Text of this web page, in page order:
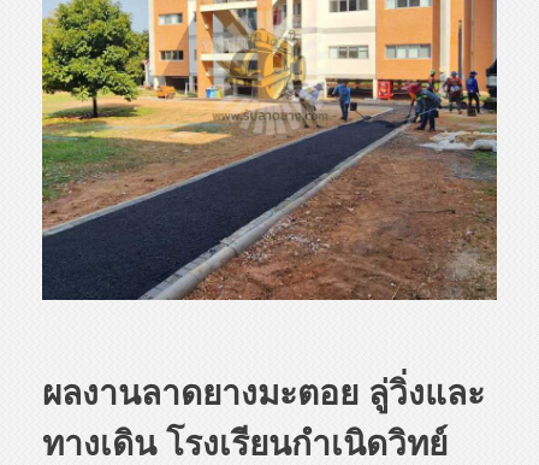
ผลงานลาดยางมะตอย ลู่วิ่งและ
ทางเดิน โรงเรียนกำเนิดวิทย์